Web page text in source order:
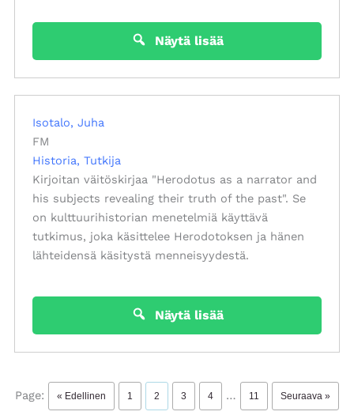
Näytä lisää
Isotalo, Juha
FM
Historia Tutkija
Kirjoitan väitöskirjaa "Herodotus as a narrator and
his subjects revealing their truth of the past". Se
on kulttuurihistorian menetelmiä käyttävä
tutkimus, joka käsittelee Herodotoksen ja hänen
lähteidensä käsitystä menneisyydestä.
Näytä lisää
Page: « Edellinen 1 2 3 4 … 11 Seuraava »